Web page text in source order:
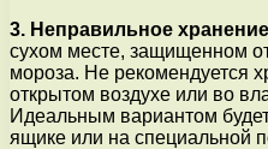
3. Неправильное
сухом месте, защищенном
мороза. Не рекомендуется
открытом воздухе или во
Идеальным вариантом
ящике или на специальной